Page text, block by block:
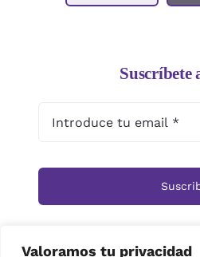
Valoramos tu privacidad
Suscríbete